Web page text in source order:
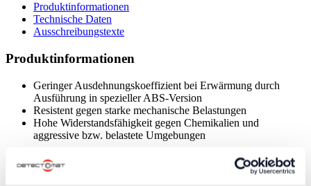
Produktinformationen
Technische Daten
Ausschreibungstexte
Produktinformationen
Geringer Ausdehnungskoeffizient bei Erwärmung durch
Ausführung in spezieller ABS-Version
Resistent gegen starke mechanische Belastungen
Hohe Widerstandsfähigkeit gegen Chemikalien und
aggressive bzw. belastete Umgebungen
Technische Daten